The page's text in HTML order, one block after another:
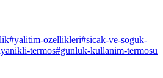
#yalitim-ozellikleri#sicak-ve-soguk-
termos#gunluk-kullanim-termosu